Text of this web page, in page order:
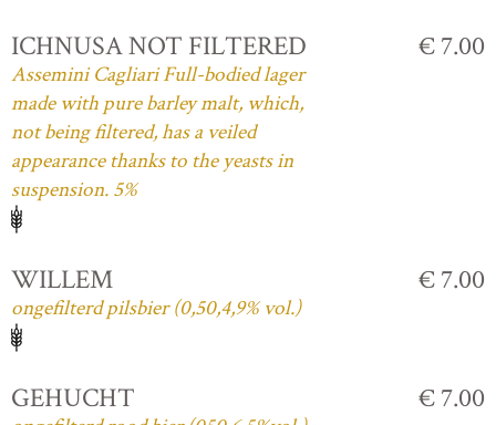
ICHNUSA NOT FILTERED
Assemini Cagliari Full-bodied lager
made with pure barley malt, which,
not being filtered, has a veiled
appearance thanks to the yeasts in
suspension. 5%
€ 7.00
WILLEM
ongefilterd pilsbier (0,50,4,9% vol.)
€ 7.00
GEHUCHT € 7.00